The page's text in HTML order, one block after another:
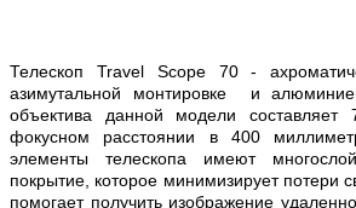
Телескоп Travel Scope 70 -
азимутальной монтировке и
объектива данной модели
фокусном расстоянии в 400
элементы телескопа имеют
покрытие, которое минимизирует потери
помогает получить изображение